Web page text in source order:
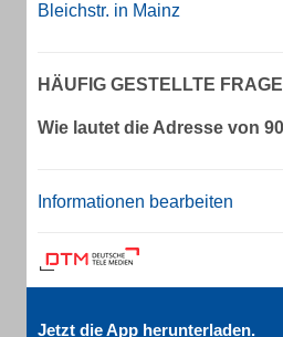
Bleichstr. in Mainz
HÄUFIG GESTELLTE
Wie lautet die Adresse von
Informationen bearbeiten
Jetzt die App herunterladen.